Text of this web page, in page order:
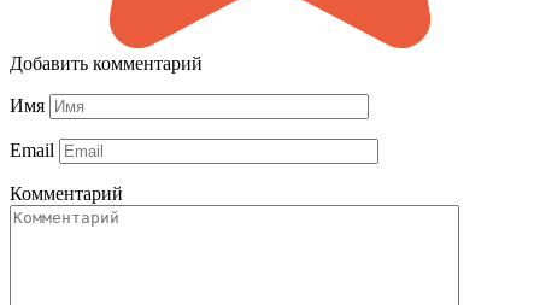
Добавить комментарий
Имя
Email
Комментарий